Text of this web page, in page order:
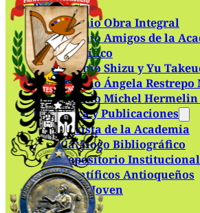
Premios
Premio Obra Integral
Premio Amigos de la
científico
Premio Shizu y Yu
Premio Ángela Restrepo
Premio Michel
Biblioteca y Publicaciones
Revista de la Academia
Catálogo Bibliográfico
Repositorio Institucional
Científicos Antioqueños
Academia Joven
Contacto